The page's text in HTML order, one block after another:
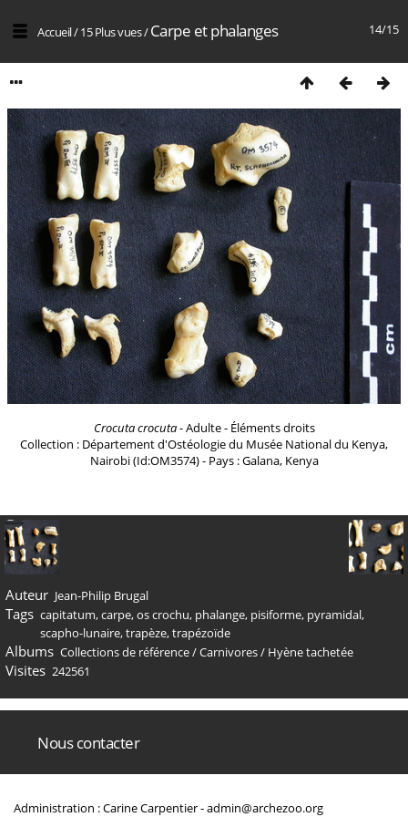
14/15
Accueil/15 Plus vues/Carpe et phalanges
Crocuta crocuta- Adulte - Éléments droits
Collection : Département d'Ostéologie du Musée National du Kenya,
Nairobi (Id:OM3574) - Pays : Galana, Kenya
Auteur Jean-Philip Brugal
Tags capitatum,carpe,os crochu, phalange, pisiforme, pyramidal,
scapho-lunaire,trapèze,trapézoïde
Albums Collections de référence/Carnivores/ Hyène tachetée
Visites 242561
Nous contacter
Administration : Carine Carpentier -admin@archezoo.org